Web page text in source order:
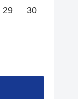
29
30